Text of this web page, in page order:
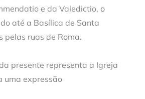
e da Valedictio, o
até a Basílica de Santa
pelas ruas de Roma.
presente representa a Igreja
uma expressão